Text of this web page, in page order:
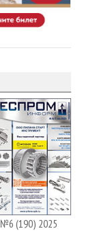
№6 (190) 2025